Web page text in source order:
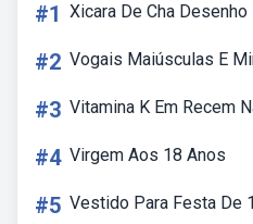
#1 Xicara De Cha Desenho
#2 Vogais Maiúsculas E
#3 Vitamina K Em Recem
#4 Virgem Aos 18 Anos
#5 Vestido Para Festa De